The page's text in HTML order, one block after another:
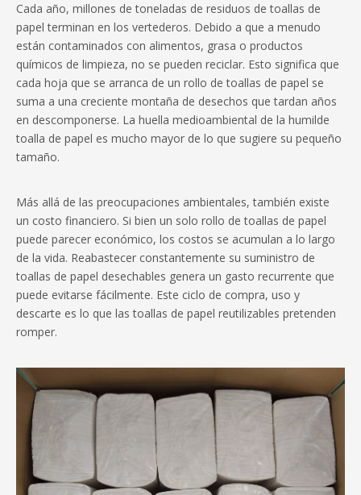
Cada año, millones de toneladas de residuos de toallas de
papel terminan en los vertederos. Debido a que a menudo
están contaminados con alimentos, grasa o productos
químicos de limpieza, no se pueden reciclar. Esto significa que
cada hoja que se arranca de un rollo de toallas de papel se
suma a una creciente montaña de desechos que tardan años
en descomponerse. La huella medioambiental de la humilde
toalla de papel es mucho mayor de lo que sugiere su pequeño
tamaño.
Más allá de las preocupaciones ambientales, también existe
un costo financiero. Si bien un solo rollo de toallas de papel
puede parecer económico, los costos se acumulan a lo largo
de la vida. Reabastecer constantemente su suministro de
toallas de papel desechables genera un gasto recurrente que
puede evitarse fácilmente. Este ciclo de compra, uso y
descarte es lo que las toallas de papel reutilizables pretenden
romper.